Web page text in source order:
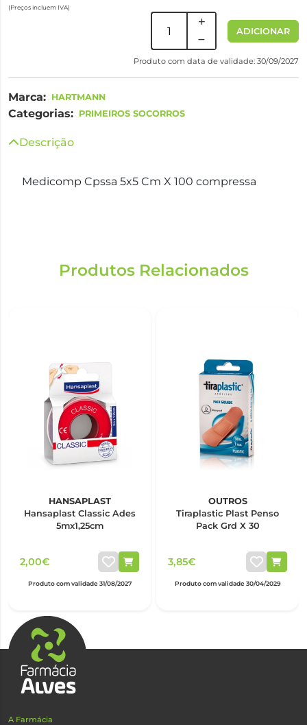
(Preços incluem IVA)
ADICIONAR
Produto com data de validade: 30/09/2027
Marca: HARTMANN
Categorias: PRIMEIROS SOCORROS
Descrição
Medicomp Cpssa 5x5 Cm X 100 compressa
Produtos Relacionados
HANSAPLAST
Hansaplast Classic Ades
5mx1,25cm
2,00€
Produto com validade 31/08/2027
OUTROS
Tiraplastic Plast Penso
Pack Grd X 30
3,85€
Produto com validade 30/04/2029
A Farmácia